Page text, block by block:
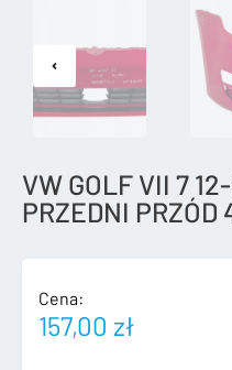
VW GOLF VII 7
PRZEDNI PRZÓD
Cena:
157,00 zł